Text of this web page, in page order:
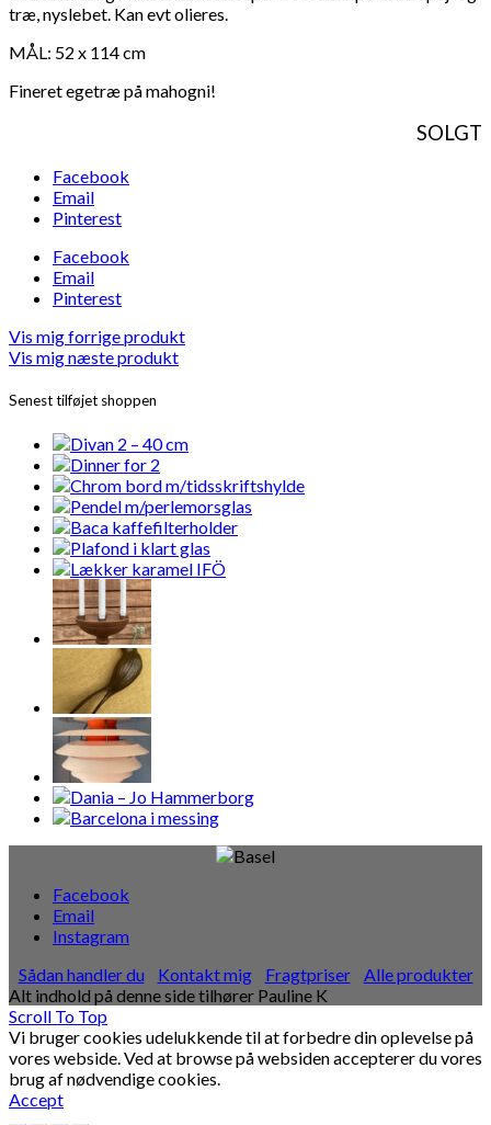
træ, nyslebet. Kan evt olieres.
MÅL: 52 x 114 cm
Fineret egetræ på mahogni!
SOLGT
Facebook
Email
Pinterest
Facebook
Email
Pinterest
Vis mig forrige produkt
Vis mig næste produkt
Senest tilføjet shoppen
Facebook
Email
Instagram
Sådan handler du
Kontakt mig Fragtpriser
Alle produkter
Alt indhold på denne side tilhører Pauline K
Scroll To Top
Vi bruger cookies udelukkende til at forbedre din oplevelse på
vores webside. Ved at browse på websiden accepterer du vores
brug af nødvendige cookies.
Accept